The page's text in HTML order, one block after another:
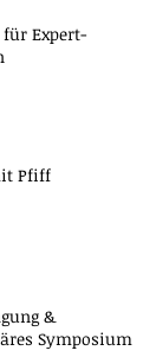
für Expert-
Pfiff
&
Symposium